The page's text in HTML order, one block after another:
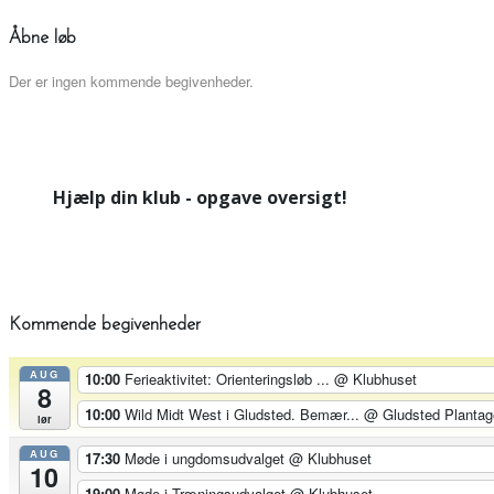
Åbne løb
Der er ingen kommende begivenheder.
Hjælp din klub - opgave oversigt!
Kommende begivenheder
AUG
8
lør
10:00 Ferieaktivitet: Orienteringsløb ... @ Klubhuset
10:00 Wild Midt West i Gludsted. Bemær... @ Gludsted
AUG
10
17:30 Møde i ungdomsudvalget @ Klubhuset